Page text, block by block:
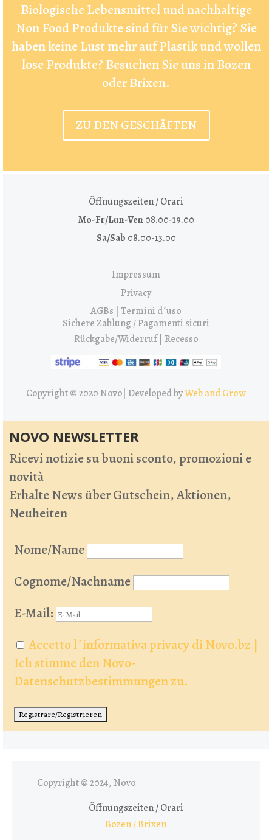
Biologische Lebensmittel und nachhaltige
Non Food Produkte sind für Sie wichtig? Sie
haben keine Lust mehr auf Plastik und wollen
lose Produkte? Besuchen Sie uns in Bozen
oder Brixen.
ZU DEN GESCHÄFTEN
Öffnungszeiten / Orari
Mo-Fr/Lun-Ven 08.00-19.00
Sa/Sab 08.00-13.00
Impressum
Privacy
AGBs | Termini d´uso
Sichere Zahlung / Pagamenti sicuri
Rückgabe/Widerruf | Recesso
Copyright © 2020 Novo| Developed byWeb and Grow
NOVO NEWSLETTER
Ricevi notizie su buoni sconto, promozioni e
novità
Erhalte News über Gutschein, Aktionen,
Neuheiten
Nome/Name
Cognome/Nachname
E-Mail:
Accetto l´informativa privacy di Novo.bz |
Ich stimme den Novo-
Datenschutzbestimmungen zu.
Copyright © 2024, Novo
Öffnungszeiten / Orari
Bozen / Brixen